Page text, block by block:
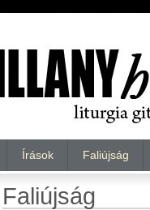
Írások Faliújság
Faliújság